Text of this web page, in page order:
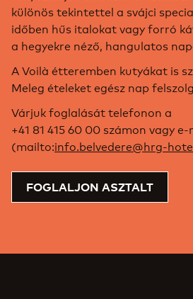
különös tekintettel a svájci
időben hűs italokat vagy forró
a hegyekre néző, hangulatos
A Voilà étteremben kutyákat is
Meleg ételeket egész nap
Várjuk foglalását telefonon a
+41 81 415 60 00 számon vagy
(mailto:info.belvedere@hrg-
FOGLALJON ASZTALT